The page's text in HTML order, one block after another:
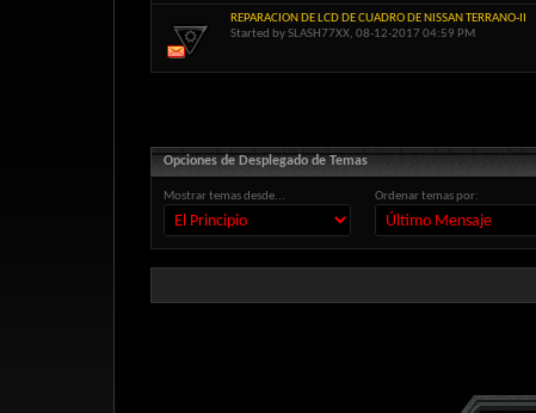
REPARACION DE LCD DE CUADRO DE NISSAN TERRANO-II
Started bySLASH77XX, 08-12-2017 04:59 PM
Opciones de Desplegado de Temas
Mostrar temas desde... Ordenar temas por: